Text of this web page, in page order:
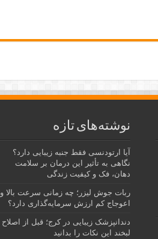
نوشته‌های تازه
آیا ارتودنسی فقط جنبه زیبایی دارد؟
نگاهی به تأثیر این درمان بر سلامت
دهان، فک و کیفیت زندگی
ربات جوش لیزر؛ چه زمانی سرعت بالا و
اعوجاج کم ارزش سرمایه‌گذاری دارد؟
دندانپزشک زیبایی در کرج؛ قبل از اصلاح
لبخند این نکات را بدانید